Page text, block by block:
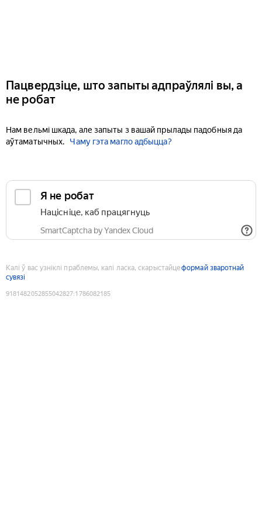
Пацвердзіце, што запыты адпраўлялі вы, а
не робат
Нам вельмі шкада, але запыты з вашай прылады падобныя да
аўтаматычных.
Чаму гэта магло адбыцца?
Я не робат
Націсніце, каб працягнуць
SmartCaptcha by Yandex Cloud
Калі ў вас узніклі праблемы, калі ласка, скарыстайцеформай зваротнай
сувязі
9181482052855042827:1786082185